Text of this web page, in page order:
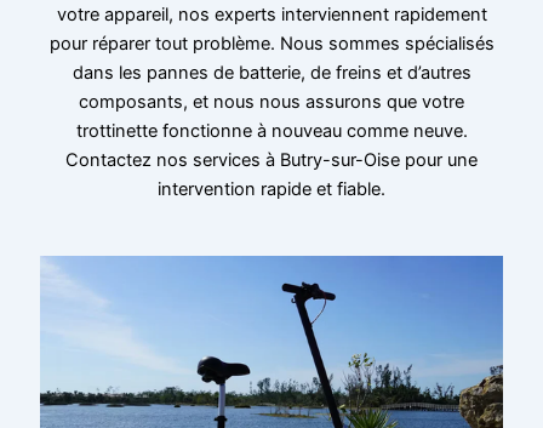
votre appareil, nos experts interviennent rapidement
pour réparer tout problème. Nous sommes spécialisés
dans les pannes de batterie, de freins et d’autres
composants, et nous nous assurons que votre
trottinette fonctionne à nouveau comme neuve.
Contactez nos services à Butry-sur-Oise pour une
intervention rapide et fiable.